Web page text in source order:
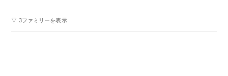
▽ 3ファミリーを表示